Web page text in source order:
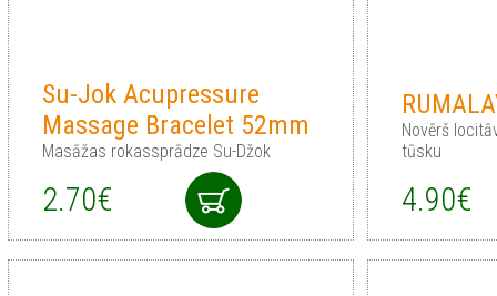
Su-Jok Acupressure
Massage Bracelet 52mm
Masāžas rokassprādze Su-Džok
2.70€
Novērš
tūsku
4.90€